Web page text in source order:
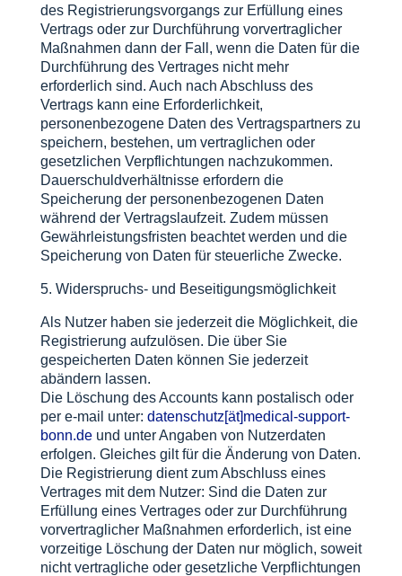
des Registrierungsvorgangs zur Erfüllung eines
Vertrags oder zur Durchführung vorvertraglicher
Maßnahmen dann der Fall, wenn die Daten für die
Durchführung des Vertrages nicht mehr
erforderlich sind. Auch nach Abschluss des
Vertrags kann eine Erforderlichkeit,
personenbezogene Daten des Vertragspartners zu
speichern, bestehen, um vertraglichen oder
gesetzlichen Verpflichtungen nachzukommen.
Dauerschuldverhältnisse erfordern die
Speicherung der personenbezogenen Daten
während der Vertragslaufzeit. Zudem müssen
Gewährleistungsfristen beachtet werden und die
Speicherung von Daten für steuerliche Zwecke.
5. Widerspruchs- und Beseitigungsmöglichkeit
Als Nutzer haben sie jederzeit die Möglichkeit, die
Registrierung aufzulösen. Die über Sie
gespeicherten Daten können Sie jederzeit
abändern lassen.
Die Löschung des Accounts kann postalisch oder
per e-mail unter: datenschutz[ät]medical-support-
bonn.deund unter Angaben von Nutzerdaten
erfolgen. Gleiches gilt für die Änderung von Daten.
Die Registrierung dient zum Abschluss eines
Vertrages mit dem Nutzer: Sind die Daten zur
Erfüllung eines Vertrages oder zur Durchführung
vorvertraglicher Maßnahmen erforderlich, ist eine
vorzeitige Löschung der Daten nur möglich, soweit
nicht vertragliche oder gesetzliche Verpflichtungen